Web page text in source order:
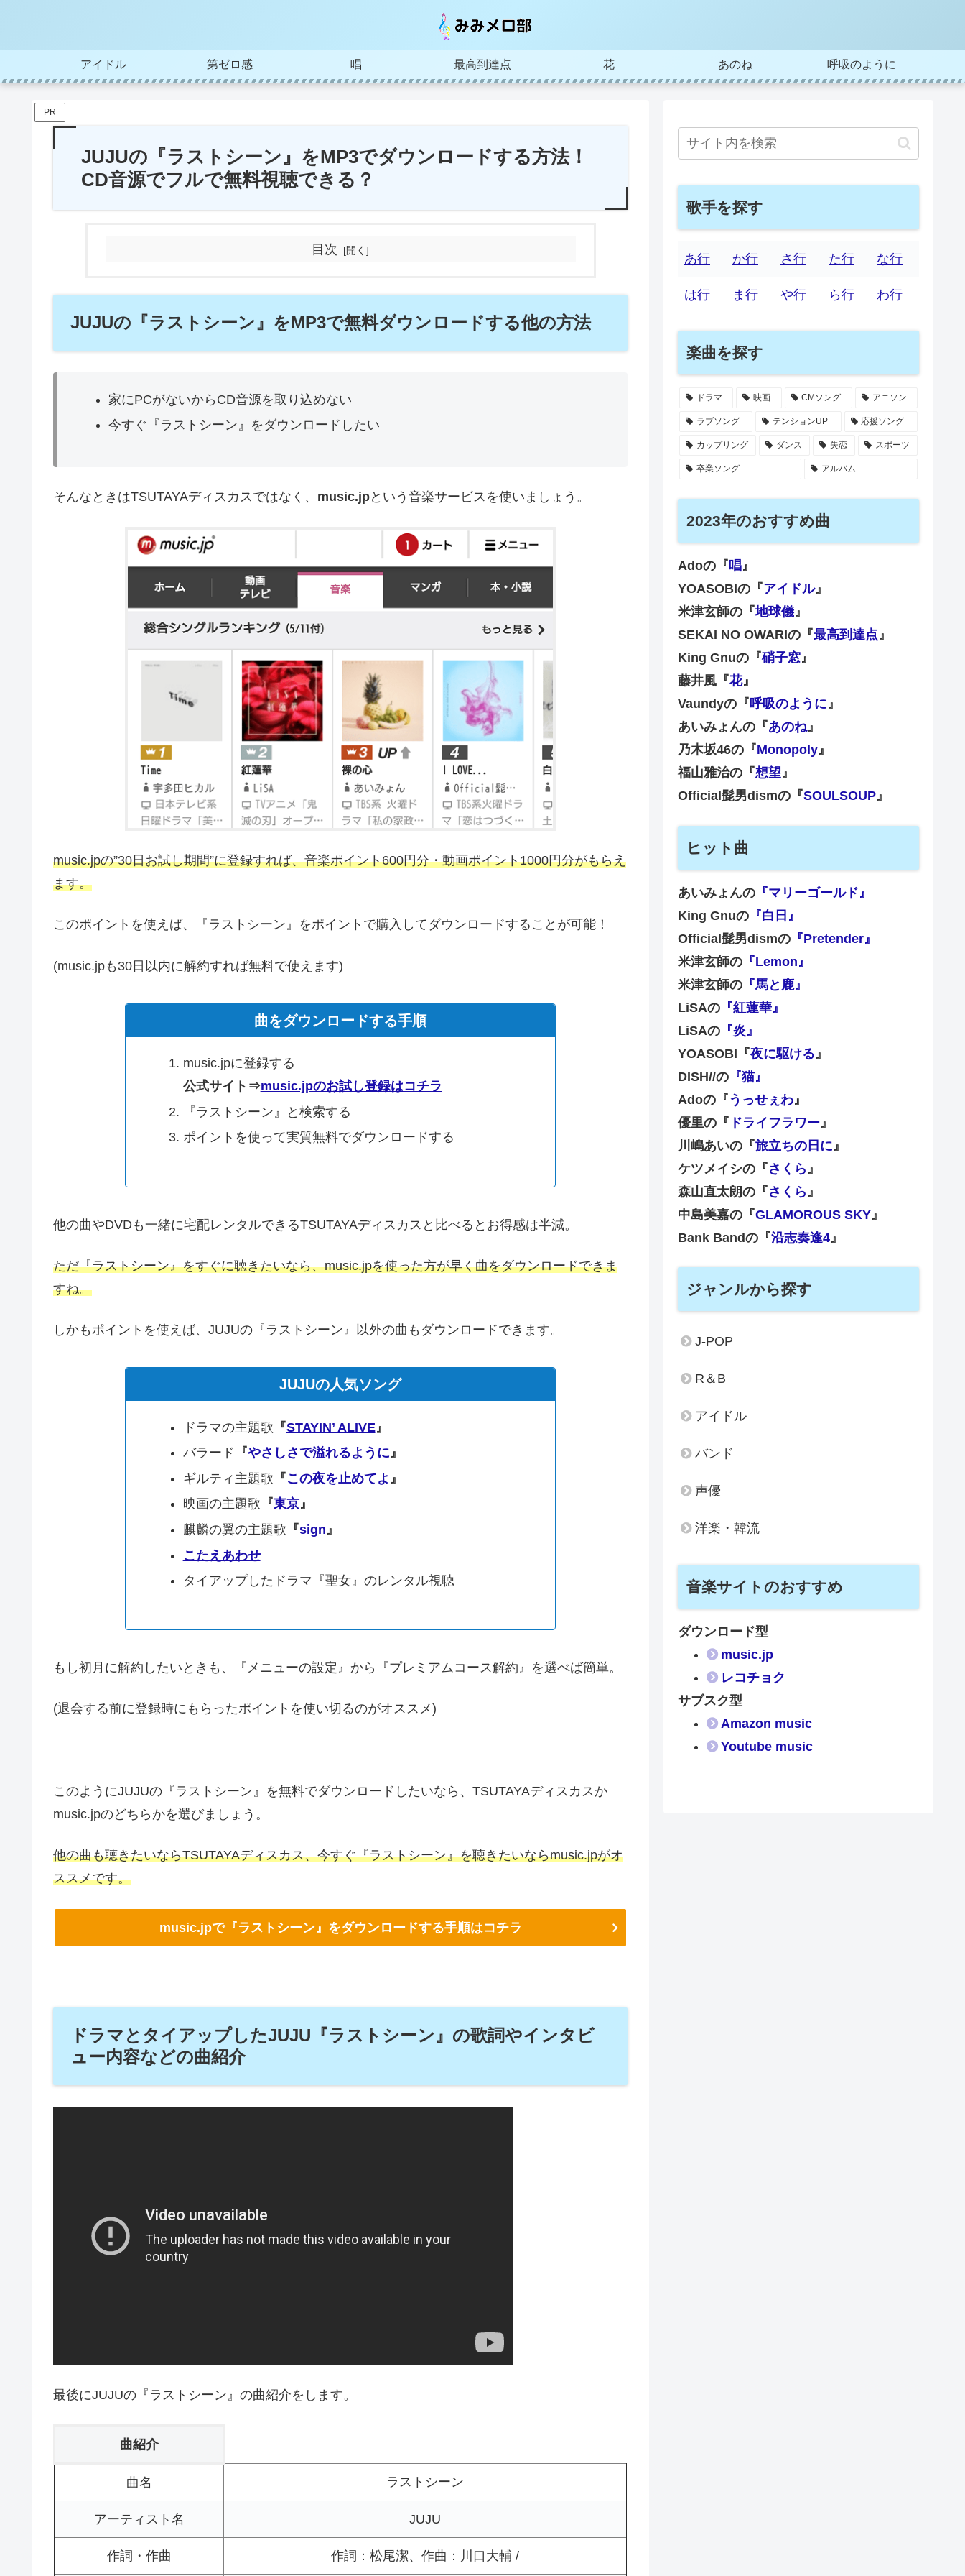
アイドル 第ゼロ感 唱 最高到達点 花 あのね 呼吸のように
PR
JUJUの『ラストシーン』をMP3でダウンロードする方法！
CD音源でフルで無料視聴できる？
目次
JUJUの『ラストシーン』をMP3で無料ダウンロードする他の方法
家にPCがないからCD音源を取り込めない
今すぐ『ラストシーン』をダウンロードしたい
そんなときはTSUTAYAディスカスではなく、 music.jpという音楽サービスを使いましょう。
music.jpの”30日お試し期間”に登録すれば、音楽ポイント600円分・動画ポイント1000円分がもらえ
ます。
このポイントを使えば、『ラストシーン』をポイントで購入してダウンロードすることが可能！
(music.jpも30日以内に解約すれば無料で使えます)
曲をダウンロードする手順
music.jpに登録する
公式サイト⇒music.jpのお試し登録はコチラ
『ラストシーン』と検索する
ポイントを使って実質無料でダウンロードする
他の曲やDVDも一緒に宅配レンタルできるTSUTAYAディスカスと比べるとお得感は半減。
ただ『ラストシーン』をすぐに聴きたいなら、music.jpを使った方が早く曲をダウンロードできま
すね。
しかもポイントを使えば、JUJUの『ラストシーン』以外の曲もダウンロードできます。
JUJUの人気ソング
ドラマの主題歌 『STAYIN’ ALIVE』
バラード 『やさしさで溢れるように』
ギルティ主題歌 『この夜を止めてよ 』
映画の主題歌 『東京』
麒麟の翼の主題歌 『sign 』
こたえあわせ
タイアップしたドラマ『聖女』のレンタル視聴
もし初月に解約したいときも、『メニューの設定』から『プレミアムコース解約』を選べば簡単。
(退会する前に登録時にもらったポイントを使い切るのがオススメ)
このようにJUJUの『ラストシーン』を無料でダウンロードしたいなら、TSUTAYAディスカスか
music.jpのどちらかを選びましょう。
他の曲も聴きたいならTSUTAYAディスカス、今すぐ『ラストシーン』を聴きたいならmusic.jpがオ
ススメです。
music.jpで『ラストシーン』をダウンロードする手順はコチラ
ドラマとタイアップしたJUJU『ラストシーン』の歌詞やインタビ
ュー内容などの曲紹介
最後にJUJUの『ラストシーン』の曲紹介をします。
曲紹介
曲名 ラストシーン
アーティスト名 JUJU
作詞・作曲 作詞：松尾潔、作曲：川口大輔 /
歌手を探す
あ行 か行 さ行 た行 な行
は行 ま行 や行 ら行 わ行
楽曲を探す
ドラマ 映画 CMソング アニソン
ラブソング テンションUP 応援ソング
カップリング ダンス 失恋 スポーツ
卒業ソング アルバム
2023年のおすすめ曲
Adoの『唱』
YOASOBIの『アイドル』
米津玄師の『地球儀』
SEKAI NO OWARIの『最高到達点』
King Gnuの『硝子窓』
藤井風『花』
Vaundyの『呼吸のように』
あいみょんの『あのね』
乃木坂46の『Monopoly』
福山雅治の『想望』
Official髭男dismの『SOULSOUP』
ヒット曲
あいみょんの 『マリーゴールド』
King Gnuの 『白日』
Official髭男dismの 『Pretender』
米津玄師の 『Lemon』
米津玄師の 『馬と鹿』
LiSAの 『紅蓮華』
LiSAの 『炎』
YOASOBI『夜に駆ける 』
DISH//の 『猫』
Adoの『うっせぇわ 』
優里の『 ドライフラワー 』
川嶋あいの『旅立ちの日に 』
ケツメイシの『さくら 』
森山直太朗の『さくら 』
中島美嘉の『GLAMOROUS SKY 』
Bank Bandの『沿志奏逢4 』
ジャンルから探す
J-POP
R＆B
アイドル
バンド
声優
洋楽・韓流
音楽サイトのおすすめ
ダウンロード型
music.jp
レコチョク
サブスク型
Amazon music
Youtube music